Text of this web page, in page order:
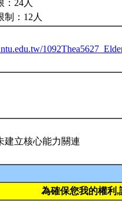
：24人
制：12人
建立核心能力關連
為確保您我的權利